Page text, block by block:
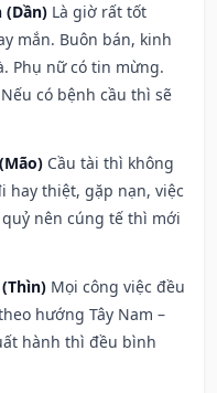
(Dần) Là giờ rất tốt
mắn. Buôn bán, kinh
Phụ nữ có tin mừng.
có bệnh cầu thì sẽ
Cầu tài thì không
hay thiệt, gặp nạn, việc
nên cúng tế thì mới
Mọi công việc đều
hướng Tây Nam –
hành thì đều bình